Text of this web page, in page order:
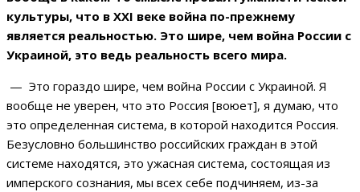
культуры, что в XXI веке война по-прежнему
является реальностью. Это шире, чем война России с
Украиной, это ведь реальность всего мира.
— Это гораздо шире, чем война России с Украиной. Я
вообще не уверен, что это Россия [воюет], я думаю, что
это определенная система, в которой находится Россия.
Безусловно большинство российских граждан в этой
системе находятся, это ужасная система, состоящая из
имперского сознания, мы всех себе подчиняем, из-за